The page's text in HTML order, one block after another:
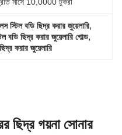
স্টিল বডি ছিদ্র করার জুয়েলারি,
বডি ছিদ্র করার জুয়েলারি গোল্ড,
করার জুয়েলারি
ছিদ্র গয়না সোনার